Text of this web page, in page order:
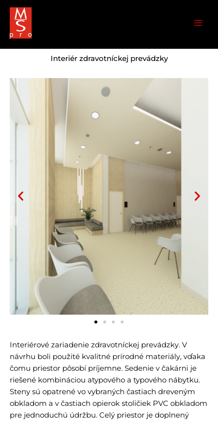
Skip
content
Interiér zdravotníckej prevádzky
Interiérové zariadenie zdravotníckej prevádzky. V
návrhu boli použité kvalitné prírodné materiály, vďaka
čomu priestor pôsobí príjemne. Sedenie v čakárni je
riešené kombináciou atypového a typového nábytku.
Steny sú opatrené vo vybraných častiach dreveným
obkladom a v častiach opierok stoličiek PVC obkladom
pre jednoduchú údržbu. Celý priestor je doplnený